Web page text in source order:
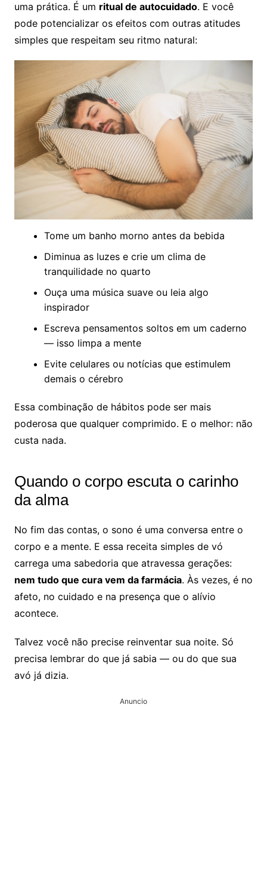
uma prática. É um ritual de autocuidado. E você
pode potencializar os efeitos com outras atitudes
simples que respeitam seu ritmo natural:
Tome um banho morno antes da bebida
Diminua as luzes e crie um clima de
tranquilidade no quarto
Ouça uma música suave ou leia algo
inspirador
Escreva pensamentos soltos em um caderno
— isso limpa a mente
Evite celulares ou notícias que estimulem
demais o cérebro
Essa combinação de hábitos pode ser mais
poderosa que qualquer comprimido. E o melhor: não
custa nada.
Quando o corpo escuta o carinho
da alma
No fim das contas, o sono é uma conversa entre o
corpo e a mente. E essa receita simples de vó
carrega uma sabedoria que atravessa gerações:
nem tudo que cura vem da farmácia. Às vezes, é no
afeto, no cuidado e na presença que o alívio
acontece.
Talvez você não precise reinventar sua noite. Só
precisa lembrar do que já sabia — ou do que sua
avó já dizia.
Anuncio